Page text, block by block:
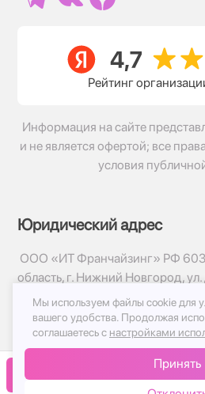
В корзину
Рейтинг
Информация на сайте
и не является офертой; все
условия
Юридический адрес
ООО «ИТ Франчайзинг» РФ
область, г. Нижний Новгород,
© 2017-2026г, База Цветов
Политика конфиденциальности
Публичная оферта
Мы используем файлы cookie для
вашего удобства. Продолжая
соглашаетесь с настройками
Принять